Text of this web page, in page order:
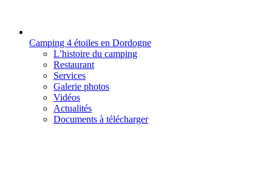
Camping 4 étoiles en Dordogne
L’histoire du camping
Restaurant
Services
Galerie photos
Vidéos
Actualités
Documents à télécharger